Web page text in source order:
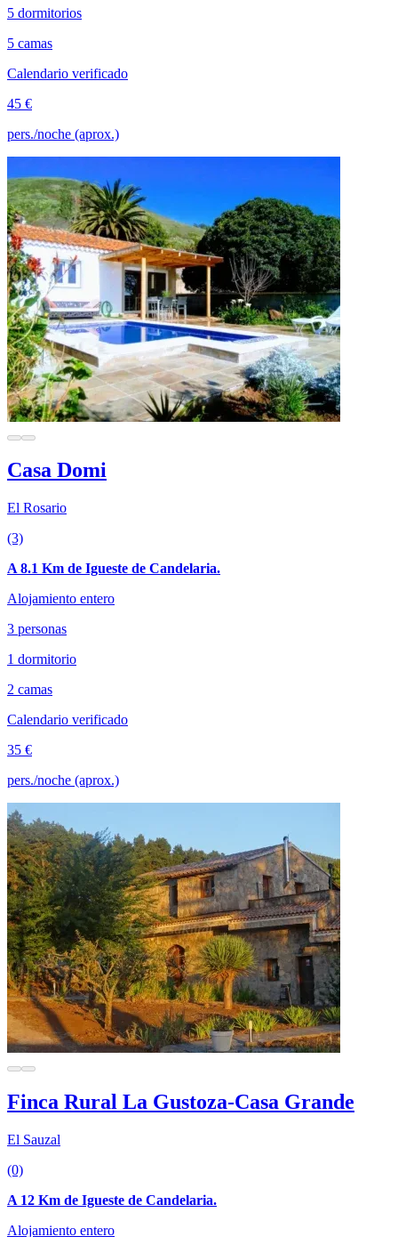
5 dormitorios
5 camas
Calendario verificado
45 €
pers./noche (aprox.)
Casa Domi
El Rosario
(3)
A 8.1 Km de Igueste de Candelaria.
Alojamiento entero
3 personas
1 dormitorio
2 camas
Calendario verificado
35 €
pers./noche (aprox.)
Finca Rural La Gustoza-Casa Grande
El Sauzal
(0)
A 12 Km de Igueste de Candelaria.
Alojamiento entero